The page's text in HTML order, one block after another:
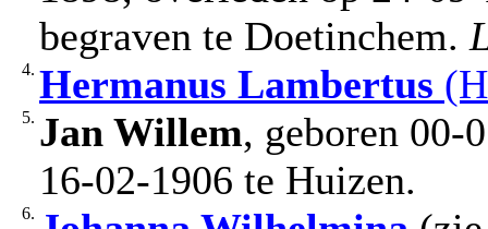
begraven te Doetinchem.
4. Hermanus Lambertus
5. Jan Willem, geboren 00-
16-02-1906 te Huizen.
6.